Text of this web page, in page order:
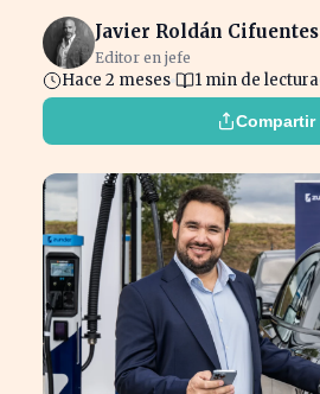
Javier Roldán Cifuentes
Editor en jefe
Hace 2 meses 1 min de lectura
Compartir